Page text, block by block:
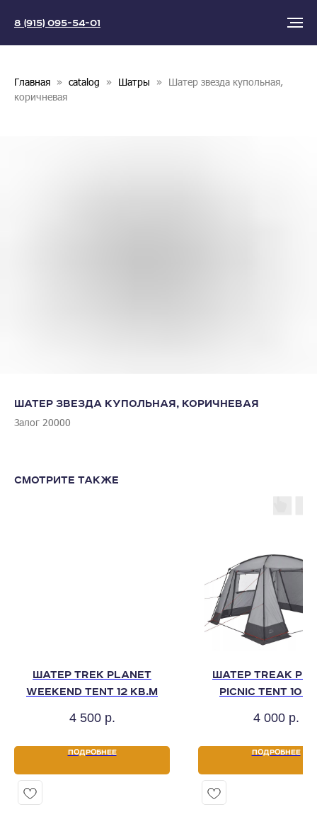
8 (915) 095-54-01
Главная catalog Шатры
Шатер звезда купольная,
коричневая
ШАТЕР ЗВЕЗДА КУПОЛЬНАЯ, КОРИЧНЕВАЯ
Залог 20000
СМОТРИТЕ ТАКЖЕ
ШАТЕР TREK PLANET
WEEKEND TENT 12 КВ.М
4 500 р.
ПОДРОБНЕЕ
ШАТЕР TREAK
PICNIC TENT 10
4 000 р.
ПОДРОБНЕЕ